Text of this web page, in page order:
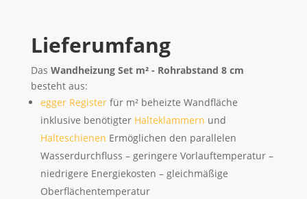
Lieferumfang
Das Wandheizung Set m² - Rohrabstand 8 cm
besteht aus:
egger Registerfür m² beheizte Wandfläche
inklusive benötigter Halteklammern und
Halteschienen Ermöglichen den parallelen
Wasserdurchfluss – geringere Vorlauftemperatur –
niedrigere Energiekosten – gleichmäßige
Oberflächentemperatur